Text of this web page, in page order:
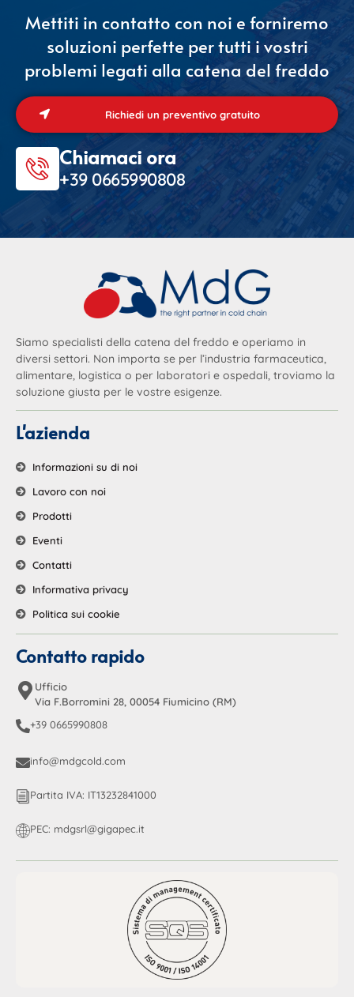
Mettiti in contatto con noi e forniremo
soluzioni perfette per tutti i vostri
problemi legati alla catena del freddo
Richiedi un preventivo gratuito
Chiamaci ora
+39 0665990808
Siamo specialisti della catena del freddo e operiamo in
diversi settori. Non importa se per l’industria farmaceutica,
alimentare, logistica o per laboratori e ospedali, troviamo la
soluzione giusta per le vostre esigenze.
L'azienda
Informazioni su di noi
Lavoro con noi
Prodotti
Eventi
Contatti
Informativa privacy
Politica sui cookie
Contatto rapido
Ufficio
Via F.Borromini 28, 00054 Fiumicino (RM)
+39 0665990808
info@mdgcold.com
Partita IVA: IT13232841000
PEC: mdgsrl@gigapec.it